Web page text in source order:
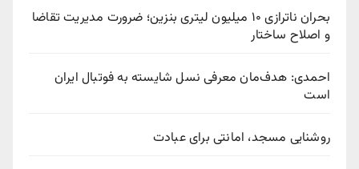
بحران ناترازی ۱۰ میلیون لیتری بنزین؛ ضرورت مدیریت تقاضا
و اصلاح ساختار
احمدی: هدف‌مان معرفی نسل شایسته به فوتبال ایران
است
روشنایی مسجد، امانتی برای عبادت